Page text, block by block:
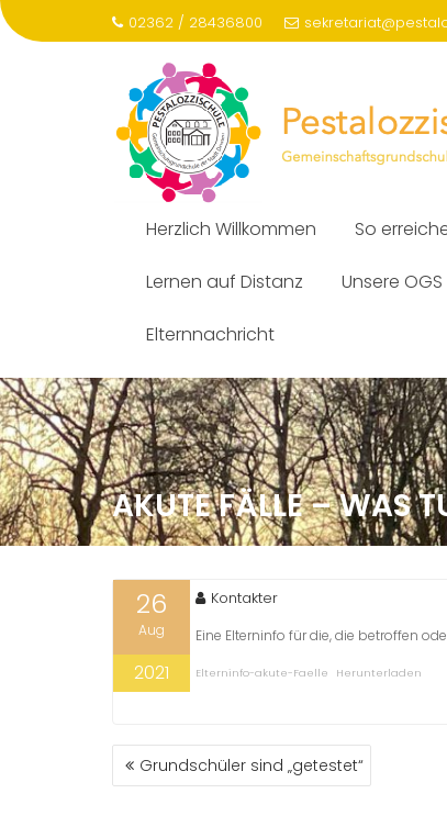
Skip
02362 / 28436800
Herzlich Willkommen So
Lernen auf Distanz Unsere OGS
Elternnachricht
AKUTE FÄLLE – WAS
26
Aug
2021
Kontakter
Eine Elterninfo für die, die betroffen
Elterninfo-akute-Faelle Herunterladen
BEITRAGS-
NAVIGATION
Grundschüler sind „getestet“